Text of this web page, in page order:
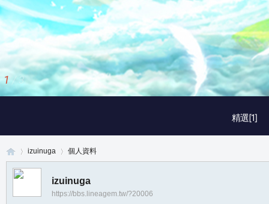
精選[1]
1 / 3
izuinuga 個人資料
izuinuga
https://bbs.lineagem.tw/?20006